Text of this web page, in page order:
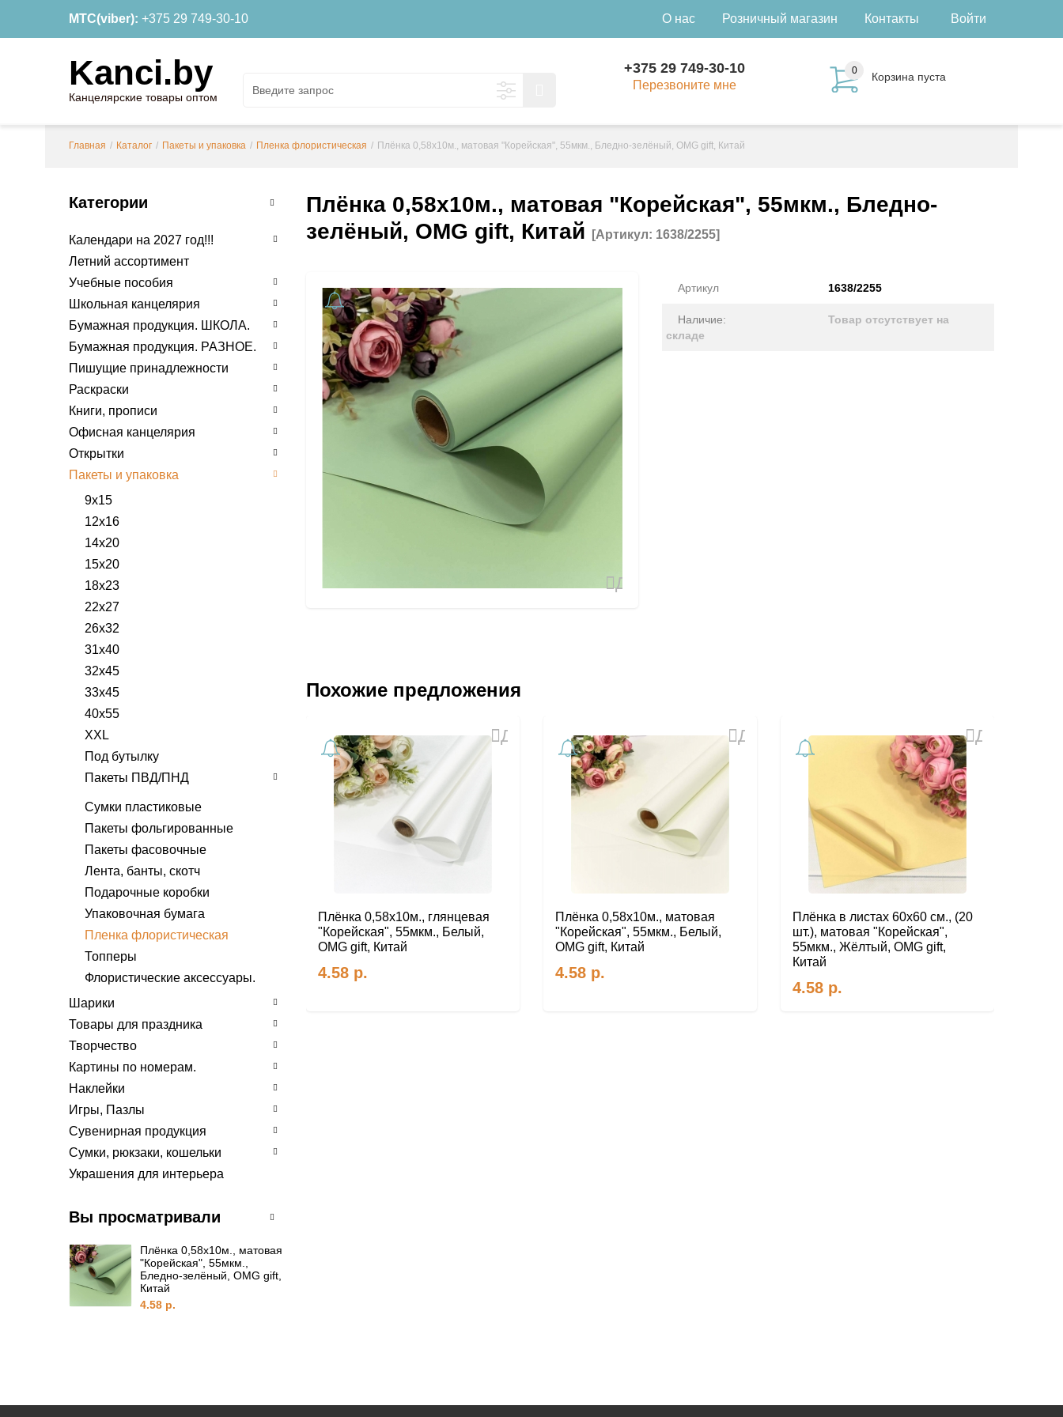
МТС(viber): +375 29 749-30-10 Войти
О нас Розничный магазин Контакты
Kanci.by
Канцелярские товары оптом
0 Корзина пуста
+375 29 749-30-10
Перезвоните мне
Главная / Каталог / Пакеты и упаковка / Пленка флористическая / Плёнка 0,58х10м., матовая "Корейская", 55мкм., Бледно-зелёный, OMG gift, Китай
Категории
Календари на 2027 год!!!
Летний ассортимент
Учебные пособия
Школьная канцелярия
Бумажная продукция. ШКОЛА.
Бумажная продукция. РАЗНОЕ.
Пишущие принадлежности
Раскраски
Книги, прописи
Офисная канцелярия
Открытки
Пакеты и упаковка
9х15
12х16
14х20
15х20
18х23
22х27
26х32
31х40
32х45
33х45
40х55
XXL
Под бутылку
Пакеты ПВД/ПНД
С вырубной ручкой
9х15.
13х21.
18х24
22х29/20х30
30х40/31х40
38х47/40х47/40х50
ХХL
С петлевой ручкой
28х35/ 31х35
38х42/ 40х42/ 44х44
XXL
37х34/38х35/40х44
46х50/50х40/60х50
Сумки пластиковые
Пакеты фольгированные
Пакеты фасовочные
Лента, банты, скотч
Подарочные коробки
Упаковочная бумага
Пленка флористическая
Топперы
Флористические аксессуары.
Шарики
Товары для праздника
Творчество
Картины по номерам.
Наклейки
Игры, Пазлы
Сувенирная продукция
Сумки, рюкзаки, кошельки
Украшения для интерьера
Вы просматривали
Плёнка 0,58х10м., матовая
"Корейская", 55мкм.,
Бледно-зелёный, OMG gift,
Китай
4.58 р.
Плёнка 0,58х10м., матовая "Корейская", 55мкм., Бледно-
зелёный, OMG gift, Китай
[Артикул: 1638/2255]
Добавить
Артикул 1638/2255
Наличие:
Товар отсутствует на
складе
Похожие предложения
Добавить
избранное
Плёнка 0,58х10м., глянцевая
"Корейская", 55мкм., Белый,
OMG gift, Китай
4.58 р.
Добавить
избранное
Плёнка 0,58х10м., матовая
"Корейская", 55мкм., Белый,
OMG gift, Китай
4.58 р.
Добавить
в
избранное
Плёнка в листах 60х60 см., (20
шт.), матовая "Корейская",
55мкм., Жёлтый, OMG gift,
Китай
4.58 р.